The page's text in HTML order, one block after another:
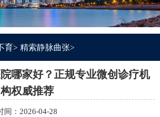
育> 精索静脉曲张>
哪家好？正规专业微创诊疗机
构权威推荐
间：2026-04-28